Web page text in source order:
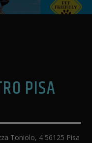
PISA
Toniolo, 4 56125 Pisa